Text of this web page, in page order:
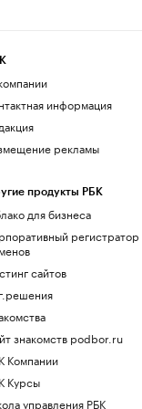
информация
рекламы
продукты РБК
для бизнеса
регистратор
сайтов
знакомств podbor.ru
Компании
Курсы
управления РБК